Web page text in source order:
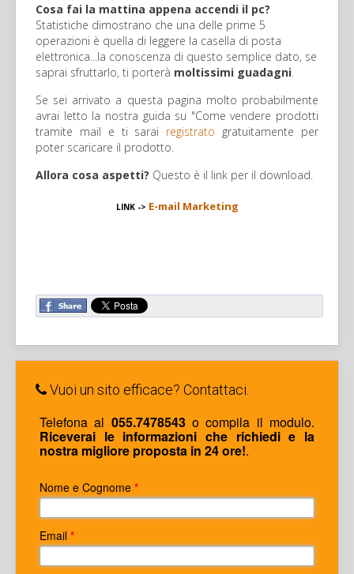
Cosa fai la mattina appena accendi il pc?
Statistiche dimostrano che una delle prime 5
operazioni è quella di leggere la casella di posta
elettronica...la conoscenza di questo semplice dato, se
saprai sfruttarlo, ti porterà moltissimi guadagni
Se sei arrivato a questa pagina molto probabilmente
avrai letto la nostra guida su "Come vendere prodotti
tramite mail e ti sarai registrato gratuitamente per
poter scaricare il prodotto.
Allora cosa aspetti? Questo è il link per il download.
LINK -> E-mail Marketing
Vuoi un sito efficace? Contattaci.
Telefona al 055.7478543o compila il modulo.
Riceverai le informazioni che richiedi e la
nostra migliore proposta in 24 ore!.
Nome e Cognome *
Email *